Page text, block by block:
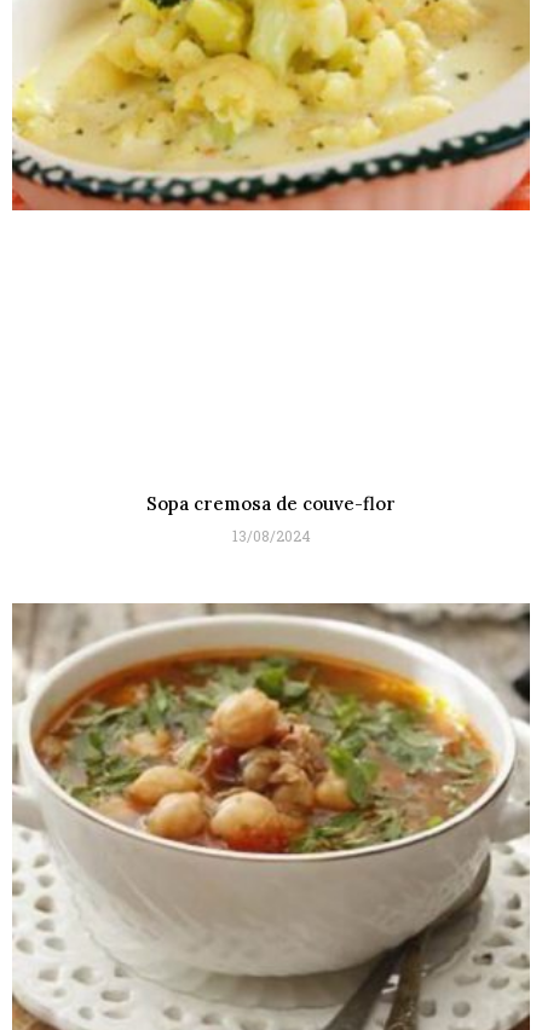
Sopa cremosa de couve-flor
13/08/2024